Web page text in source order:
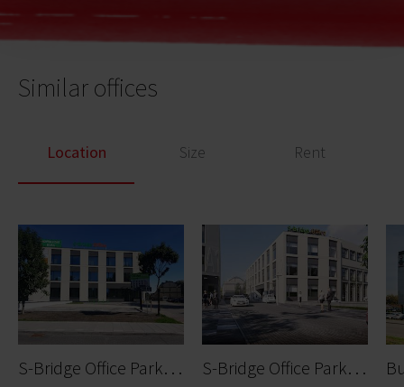
Similar offices
Location Size Rent
S
-Bridge Office Park A1 S
-Bridge Office Park A2